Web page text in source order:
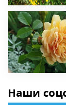
Наши